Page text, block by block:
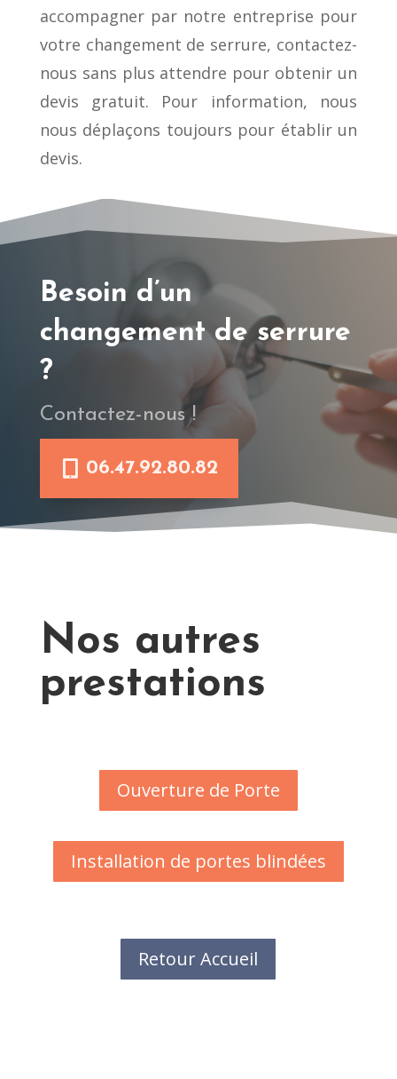
accompagner par notre entreprise pour
votre changement de serrure, contactez-
nous sans plus attendre pour obtenir un
devis gratuit. Pour information, nous
nous déplaçons toujours pour établir un
devis.
Besoin d’un
changement de serrure
?
Contactez-nous !
06.47.92.80.82
Nos autres
prestations
Ouverture de Porte
Installation de portes blindées
Retour Accueil